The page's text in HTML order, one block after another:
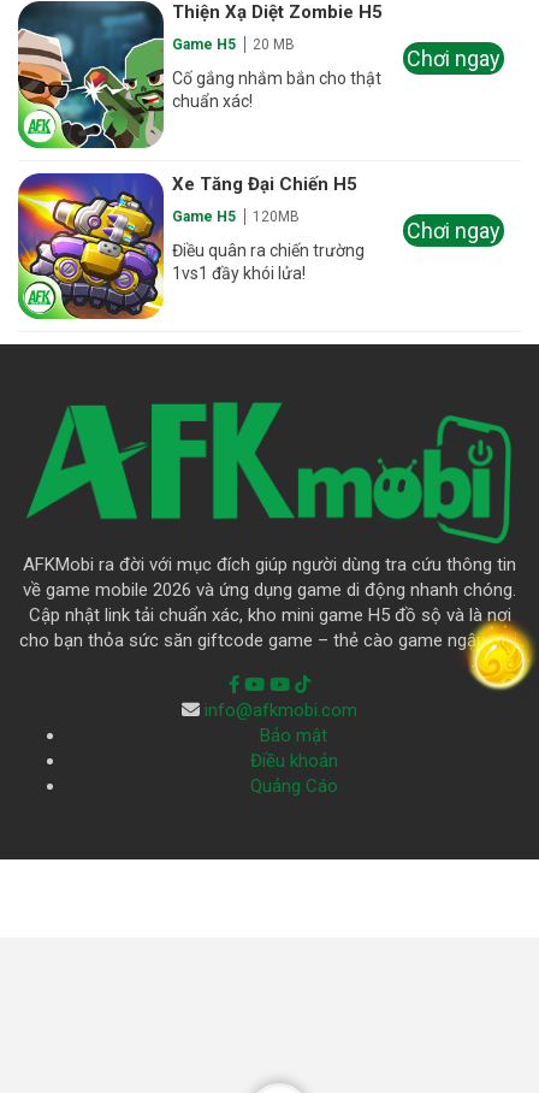
Thiện Xạ Diệt Zombie H5
Game H5 20 MB
Cố gắng nhắm bắn cho thật
chuẩn xác!
Chơi ngay
Xe Tăng Đại Chiến H5
Game H5 120MB
Điều quân ra chiến trường
1vs1 đầy khói lửa!
Chơi ngay
AFKMobi ra đời với mục đích giúp người dùng tra cứu thông tin
về game mobile 2026 và ứng dụng game di động nhanh chóng.
Cập nhật link tải chuẩn xác, kho mini game H5 đồ sộ và là nơi
cho bạn thỏa sức săn giftcode game – thẻ cào game ngập trời.
info@afkmobi.com
Bảo mật
Điều khoản
Quảng Cáo